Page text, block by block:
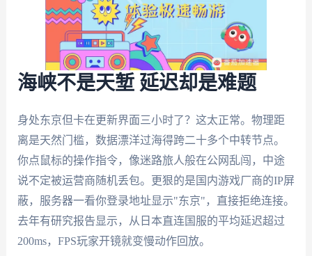
海峡不是天堑 延迟却是难题
身处东京但卡在更新界面三小时了？这太正常。物理距
离是天然门槛，数据漂洋过海得跨二十多个中转节点。
你点鼠标的操作指令，像迷路旅人般在公网乱闯，中途
说不定被运营商随机丢包。更狠的是国内游戏厂商的IP屏
蔽，服务器一看你登录地址显示"东京"，直接拒绝连接。
去年有研究报告显示，从日本直连国服的平均延迟超过
200ms，FPS玩家开镜就变慢动作回放。